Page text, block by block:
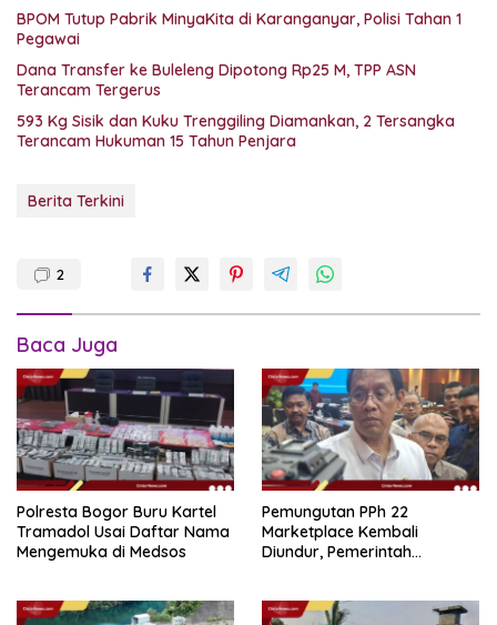
BPOM Tutup Pabrik MinyaKita di Karanganyar, Polisi Tahan 1
Pegawai
Dana Transfer ke Buleleng Dipotong Rp25 M, TPP ASN
Terancam Tergerus
593 Kg Sisik dan Kuku Trenggiling Diamankan, 2 Tersangka
Terancam Hukuman 15 Tahun Penjara
Berita Terkini
2
Baca Juga
Polresta Bogor Buru Kartel
Tramadol Usai Daftar Nama
Mengemuka di Medsos
Pemungutan PPh 22
Marketplace Kembali
Diundur, Pemerintah